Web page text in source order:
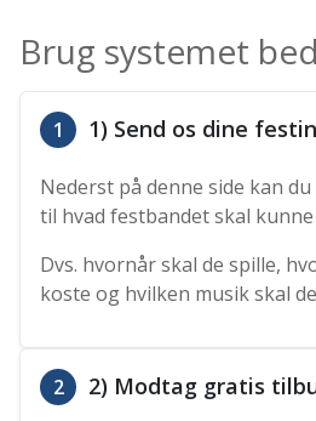
Brug systemet
1 1) Send os dine
Nederst på denne side kan
til hvad festbandet skal kunne
Dvs. hvornår skal de spille,
koste og hvilken musik skal
2 2) Modtag gratis